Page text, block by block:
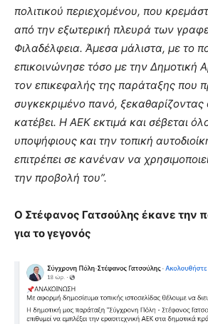
πολιτικού περιεχομένου, που
από την εξωτερική πλευρά των
Φιλαδέλφεια. Άμεσα μάλιστα, με το
επικοινώνησε τόσο με την Δημοτική
τον επικεφαλής της παράταξης που
συγκεκριμένο πανό, ξεκαθαρίζοντας
κατέβει. Η ΑΕΚ εκτιμά και σέβεται
υποψήφιους και την τοπική
επιτρέπει σε κανέναν να
την προβολή του”.
Ο Στέφανος Γατσούλης έκανε την
για το γεγονός